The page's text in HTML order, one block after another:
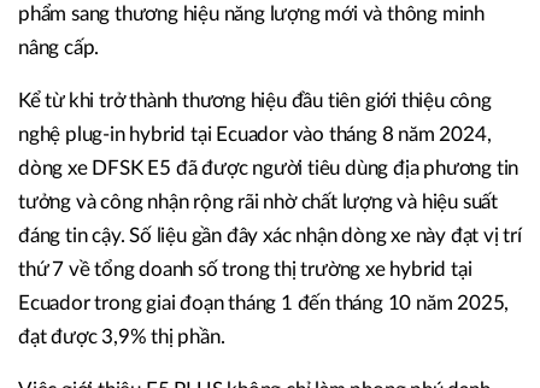
phẩm sang thương hiệu năng lượng mới và thông minh
nâng cấp.
Kể từ khi trở thành thương hiệu đầu tiên giới thiệu công
nghệ plug-in hybrid tại Ecuador vào tháng 8 năm 2024,
dòng xe DFSK E5 đã được người tiêu dùng địa phương tin
tưởng và công nhận rộng rãi nhờ chất lượng và hiệu suất
đáng tin cậy. Số liệu gần đây xác nhận dòng xe này đạt vị trí
thứ 7 về tổng doanh số trong thị trường xe hybrid tại
Ecuador trong giai đoạn tháng 1 đến tháng 10 năm 2025,
đạt được 3,9% thị phần.